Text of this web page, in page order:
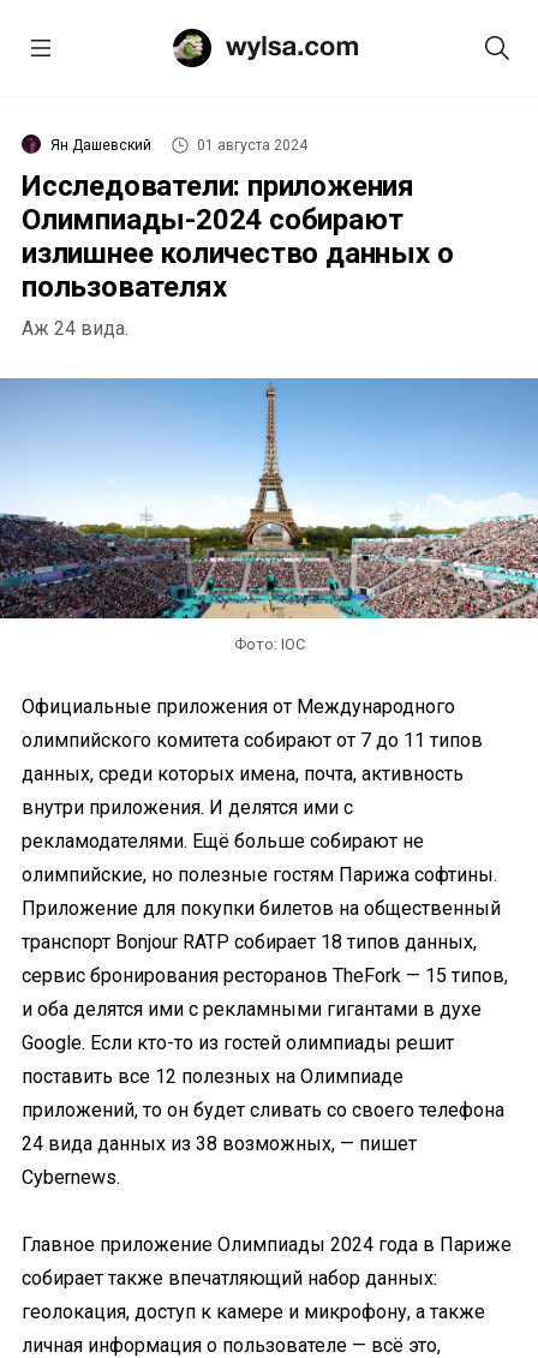
Ян Дашевский 01 августа 2024
Исследователи: приложения
Олимпиады-2024 собирают
излишнее количество данных о
пользователях
Аж 24 вида.
Фото: IOC
Официальные приложения от Международного
олимпийского комитета собирают от 7 до 11 типов
данных, среди которых имена, почта, активность
внутри приложения. И делятся ими с
рекламодателями. Ещё больше собирают не
олимпийские, но полезные гостям Парижа софтины.
Приложение для покупки билетов на общественный
транспорт Bonjour RATP собирает 18 типов данных,
сервис бронирования ресторанов TheFork — 15 типов,
и оба делятся ими с рекламными гигантами в духе
Google. Если кто-то из гостей олимпиады решит
поставить все 12 полезных на Олимпиаде
приложений, то он будет сливать со своего телефона
24 вида данных из 38 возможных, — пишет
Cybernews.
Главное приложение Олимпиады 2024 года в Париже
собирает также впечатляющий набор данных:
геолокация, доступ к камере и микрофону, а также
личная информация о пользователе — всё это,